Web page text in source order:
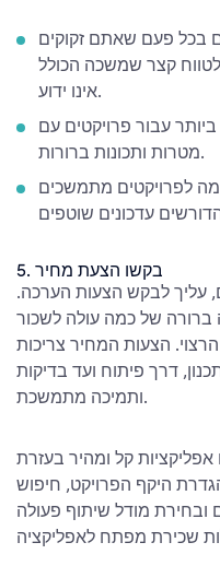
בכל פעם שאתם זקוקים
קצר שמשכה הכולל
אינו ידוע.
עבור פרויקטים עם
מטרות ותכונות ברורות.
לפרויקטים מתמשכים
5. בקשו הצעת מחיר
עליך לבקש הצעות הערכה.
ברורה של כמה עולה לשכור
הצעות המחיר צריכות
דרך פיתוח ועד בדיקות
ותמיכה מתמשכת.
קל ומהיר בעזרת
היקף הפרויקט, חיפוש
ובחירת מודל שיתוף פעולה
שכירת מפתח לאפליקציה